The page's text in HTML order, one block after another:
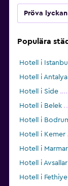
Pröva lyckan
Populära
Hotell i Istanbul
Hotell i Antalya
Hotell i Side
Hotell i Belek
Hotell i
Hotell i Kemer
Hotell i
Hotell i Avsallar
Hotell i Fethiye